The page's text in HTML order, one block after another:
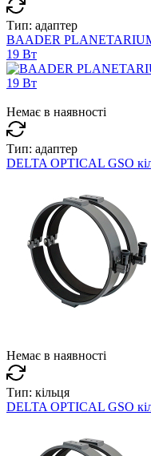
Тип: адаптер
BAADER
19 Вт
Немає в наявності
Тип: адаптер
DELTA OPTICAL GSO
Немає в наявності
Тип: кільця
DELTA OPTICAL GSO